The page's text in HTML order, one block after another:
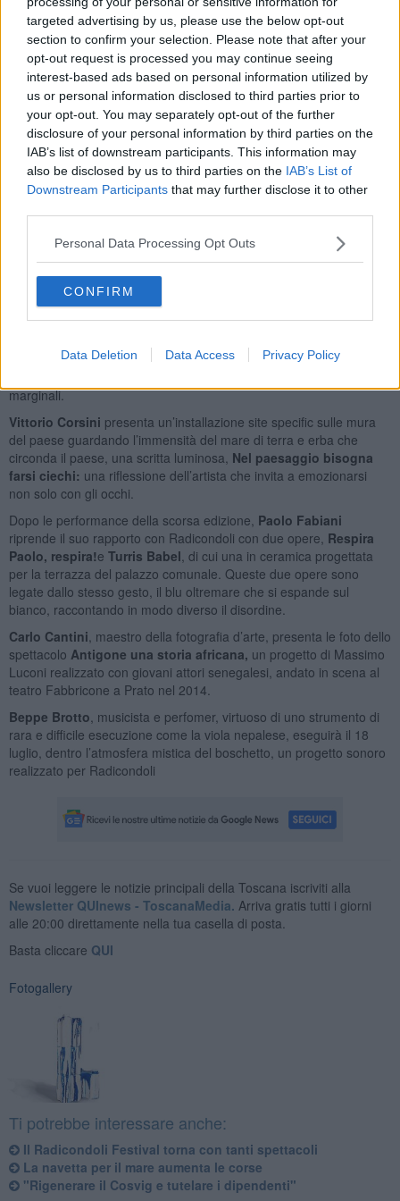
targeted advertising by us, please use the below opt-out
section to confirm your selection. Please note that after your
opt-out request is processed you may continue seeing
interest-based ads based on personal information utilized by
us or personal information disclosed to third parties prior to
your opt-out. You may separately opt-out of the further
disclosure of your personal information by third parties on the
IAB’s list of downstream participants. This information may
also be disclosed by us to third parties on the IAB’s List of
Downstream Participants that may further disclose it to other
Personal Data Processing Opt Outs
CONFIRM
Data Deletion Data Access Privacy Policy
Paesaggi contemporaneiè un progetto nato per valorizzare
attraverso l’intervento artistico alcuni luoghi del borgo che si
affaccia sulle colline metallifere del senese, per farli rivivere. Ed è
anche occasione p er acquisire nel tempo una collezione
permanente che si disloca per le vie e i luoghi del
borgo.Iniziata nel 2021 con le operedi Antonello Ghezzi
“vedere me in te”(Ex lavatori) e Moussa Traore“Preghiera”
(Agriturismo Le Cantiere), proseguita con le opere "Catturare
il Riflesso"realizzate con i tre segni"simbolo" di Franco Ionda
chiodi stelle teste – (centro storico) e l'installazione"Abbraccio" di
Giuseppina Giordano (Ex Ospedale).Per questa terza edizione
Arte e natura: il senso della meravigliaè il titolo della mostra che
uca Gillidurante la sua residenza artistica a Radicondoli. Il
gesto fotografico di Gilli rivela occhi spalancati, da mente e
fantasia, sul confine tra visibile e invisibile, tra natura e artificio. Il
di dettaglio e situazione, che fa della semplicità la sua forza e si
marginali.
Vittorio Corsini presenta un’installazione site specific sulle mura
del paese guardando l’immensità del mare di terra e erba che
circonda il paese, una scritta luminosa, Nel paesaggio bisogna
farsi ciechi: una riflessione dell’artista che invita a emozionarsi
non solo con gli occhi.
Dopo le performance della scorsa edizione, Paolo Fabiani
riprende il suo rapporto con Radicondoli con due opere, Respira
Paolo, respira!e Turris Babel , di cui una in ceramica progettata
per la terrazza del palazzo comunale. Queste due opere sono
legate dallo stesso gesto, il blu oltremare che si espande sul
bianco, raccontando in modo diverso il disordine.
Carlo Cantini , maestro della fotografia d’arte, presenta le foto dello
spettacolo Antigone una storia africana, un progetto di Massimo
Luconi realizzato con giovani attori senegalesi, andato in scena al
teatro Fabbricone a Prato nel 2014.
Beppe Brotto , musicista e perfomer, virtuoso di uno strumento di
rara e difficile esecuzione come la viola nepalese, eseguirà il 18
luglio, dentro l’atmosfera mistica del boschetto, un progetto sonoro
realizzato per Radicondoli
Se vuoi leggere le notizie principali della Toscana iscriviti alla
Newsletter QUInews - ToscanaMedia. Arriva gratis tutti i giorni
alle 20:00 direttamente nella tua casella di posta.
Basta cliccare QUI
Fotogallery
Ti potrebbe interessare anche:
Il Radicondoli Festival torna con tanti spettacoli
La navetta per il mare aumenta le corse
"Rigenerare il Cosvig e tutelare i dipendenti"